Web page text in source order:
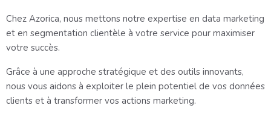
Chez Azorica, nous mettons notre expertise en data marketing
et en segmentation clientèle à votre service pour maximiser
votre succès.
Grâce à une approche stratégique et des outils innovants,
nous vous aidons à exploiter le plein potentiel de vos données
clients et à transformer vos actions marketing.